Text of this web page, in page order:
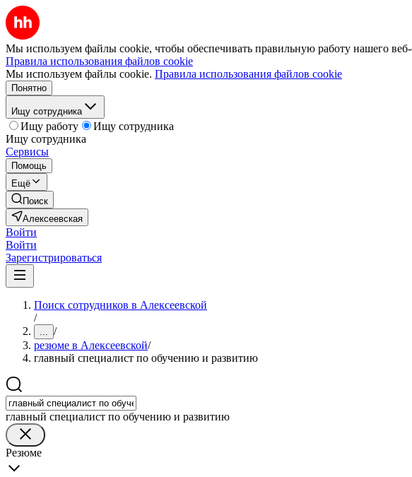
Мы используем файлы cookie, чтобы обеспечивать правильную работу нашего веб-
Правила использования файлов cookie
Мы используем файлы cookie. Правила использования файлов cookie
Понятно
Ищу сотрудника
Ищу работу
Ищу сотрудника
Ищу сотрудника
Сервисы
Помощь
Ещё
Поиск
Алексеевская
Войти
Войти
Зарегистрироваться
Поиск сотрудников в Алексеевской
/
... /
резюме в Алексеевской/
главный специалист по обучению и развитию
главный специалист по обучению и развитию
Резюме